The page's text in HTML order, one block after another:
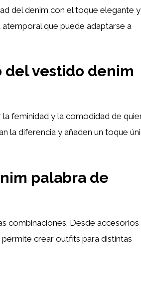
del denim con el toque elegante y
que puede adaptarse a
vestido denim
feminidad y la comodidad de
la diferencia y añaden un toque
palabra de
combinaciones. Desde accesorios
crear outfits para distintas